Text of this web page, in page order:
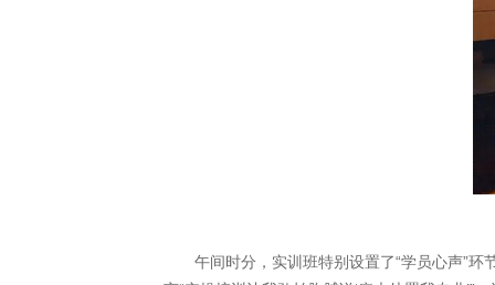
午间时分，实训班特别设置了“学员心声”